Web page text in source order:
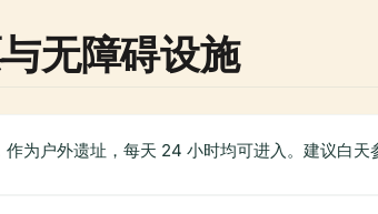
无障碍设施
为户外遗址，每天 24 小时均可进入。建议白天